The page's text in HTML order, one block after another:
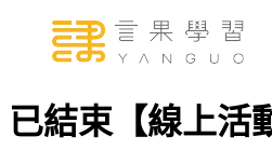
已結束【線上活